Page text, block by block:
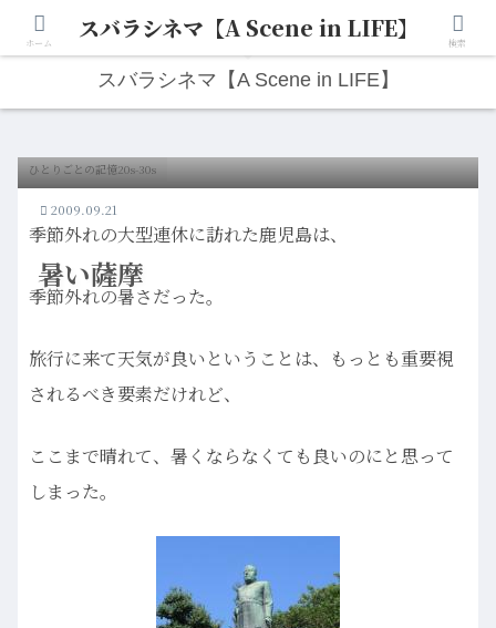
人生は“ひとりごと”から始まる。映画と写真と日々のこと。
スバラシネマ【A Scene in LIFE】
暑い薩摩
ひとりごとの記憶20s-30s
2009.09.21
季節外れの大型連休に訪れた鹿児島は、
季節外れの暑さだった。
旅行に来て天気が良いということは、もっとも重要視
されるべき要素だけれど、
ここまで晴れて、暑くならなくても良いのにと思って
しまった。
ホーム スバラシネマ【A Scene in LIFE】 検索